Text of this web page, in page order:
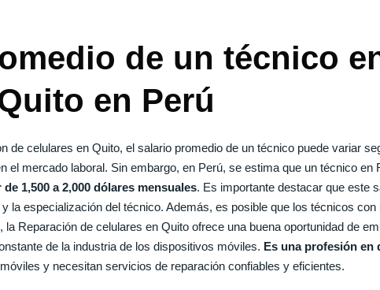
de un técnico
en Perú
de celulares en Quito, el salario promedio de un técnico puede variar
el mercado laboral. Sin embargo, en Perú, se estima que un técnico
1,500 a 2,000 dólares mensuales. Es importante destacar que este
la especialización del técnico. Además, es posible que los técnicos
Reparación de celulares en Quito ofrece una buena oportunidad de
de la industria de los dispositivos móviles. Es una profesión en
y necesitan servicios de reparación confiables y eficientes.